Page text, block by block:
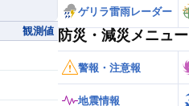
観測値
ゲリラ雷雨レーダー
防災・減災メニュー
警報・注意報
地震情報